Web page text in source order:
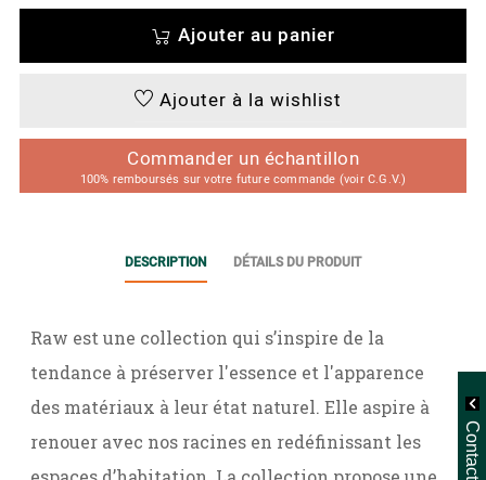
Ajouter au panier
Ajouter à la wishlist
Commander un échantillon
100% remboursés sur votre future commande (voir C.G.V.)
DESCRIPTION DÉTAILS DU PRODUIT
Raw est une collection qui s’inspire de la
tendance à préserver l'essence et l'apparence
des matériaux à leur état naturel. Elle aspire à
renouer avec nos racines en redéfinissant les